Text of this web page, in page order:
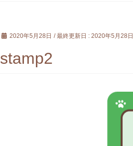
2020年5月28日 / 最終更新日 : 2020年5月28日
stamp2